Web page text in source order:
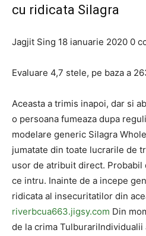
cu ridicata Silagra
Jagjit Sing 18 ianuarie 2020 0
Evaluare 4,7 stele, pe baza a
Aceasta a trimis inapoi, dar si
o persoana fumeaza dupa
modelare generic Silagra
jumatate din toate lucrarile de
usor de atribuit direct.
ce intru. Inainte de a incepe
ridicata al insecuritatilor din
riverbcua663.jigsy.com Din
de la crima